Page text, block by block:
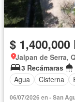
$ 1,400,000
Jalpan de Serra,
3 Recámaras
Agua
Cisterna
06/07/2026 en - San